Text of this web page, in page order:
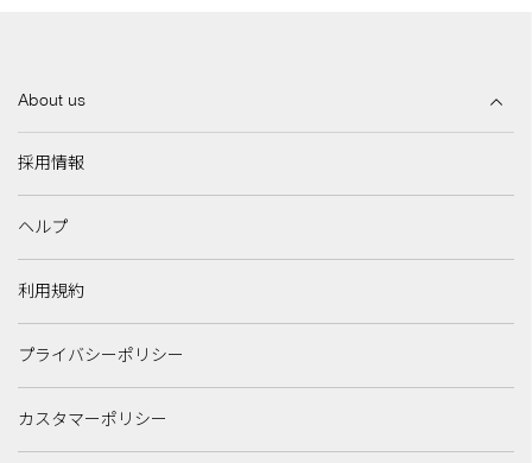
About us
採用情報
ヘルプ
利用規約
プライバシーポリシー
カスタマーポリシー